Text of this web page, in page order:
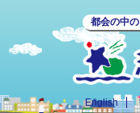
都会の中
English